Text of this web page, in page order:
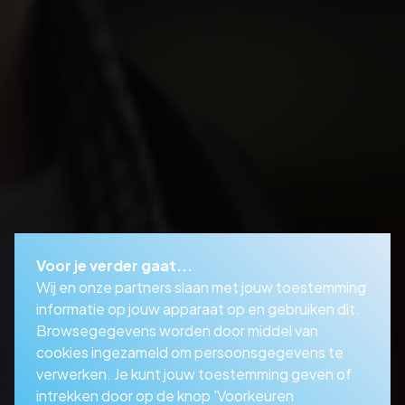
Voor je verder gaat...
Wij en onze partners slaan met jouw toestemming
informatie op jouw apparaat op en gebruiken dit.
Browsegegevens worden door middel van
cookies ingezameld om persoonsgegevens te
verwerken. Je kunt jouw toestemming geven of
intrekken door op de knop 'Voorkeuren